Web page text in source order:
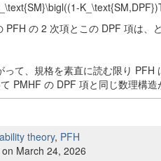
の 2 次項とこの DPF 項は、
て、規格を素直に読む限り
PMHF の DPF 項と同じ数理構造
theory, PFH
March 24, 2026